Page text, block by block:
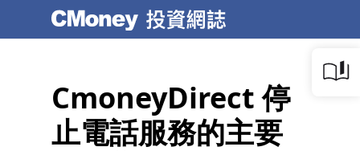
CmoneyDirect 停
止電話服務的主要